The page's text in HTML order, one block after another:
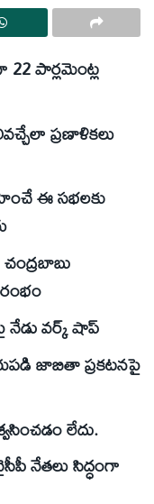
22 పార్లమెంట్ల
ప్రణాళికలు
ఈ సభలకు
నేడు వర్క్‌ షాప్‌
జాబితా ప్రకటనపై
లేదు.
నేతలు సిద్ధంగా